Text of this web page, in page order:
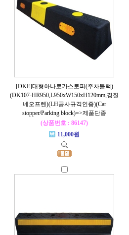
[DKE]대형하나로카스토퍼(주차블럭)
(DK107-HR950,L950xW150xH120mm,경질
네오프렌)(LH공사규격인증)(Car
stopper/Parking block)=>제품단종
(상품번호 : 86147)
11,000원